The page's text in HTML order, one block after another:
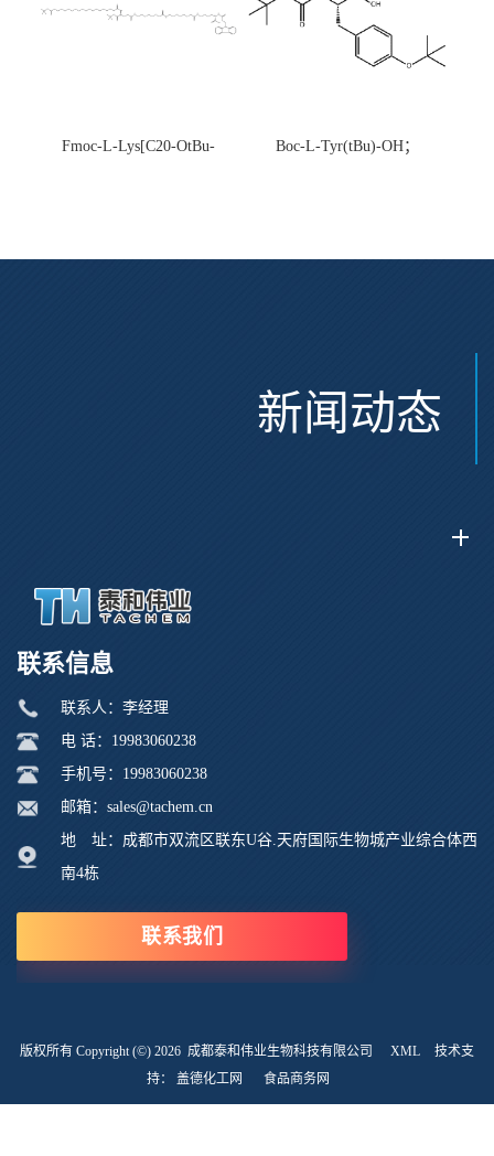
Fmoc-L-Lys[C20-OtBu-
Boc-L-Tyr(tBu)-OH；
新闻动态
联系信息
联系人：李经理
电 话：19983060238
手机号：19983060238
邮箱：sales@tachem.cn
地 址：成都市双流区联东U谷.天府国际生物城产业综合体西
南4栋
联系我们
版权所有 Copyright (©) 2026 成都泰和伟业生物科技有限公司 XML
技术支
持： 盖德化工网 食品商务网